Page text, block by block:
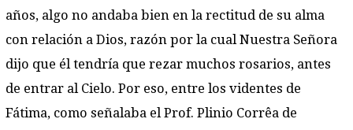
años, algo no andaba bien en la rectitud de su alma
con relación a Dios, razón por la cual Nuestra Señora
dijo que él tendría que rezar muchos rosarios, antes
de entrar al Cielo. Por eso, entre los videntes de
Fátima, como señalaba el Prof. Plinio Corrêa de